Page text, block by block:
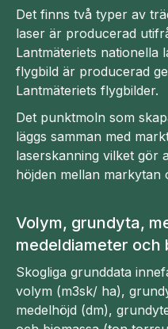
Det finns två typer av
laser är producerad
Lantmäteriets nationella
flygbild är producerad
Lantmäteriets flygbilder.
Det punktmoln som
läggs samman med
laserskanning vilket gör
höjden mellan markytan
Volym, grundyta,
medeldiameter och
Skogliga grunddata
volym (m3sk/ ha),
medelhöjd (dm),